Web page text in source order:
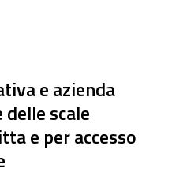
e azienda
scale
e per accesso